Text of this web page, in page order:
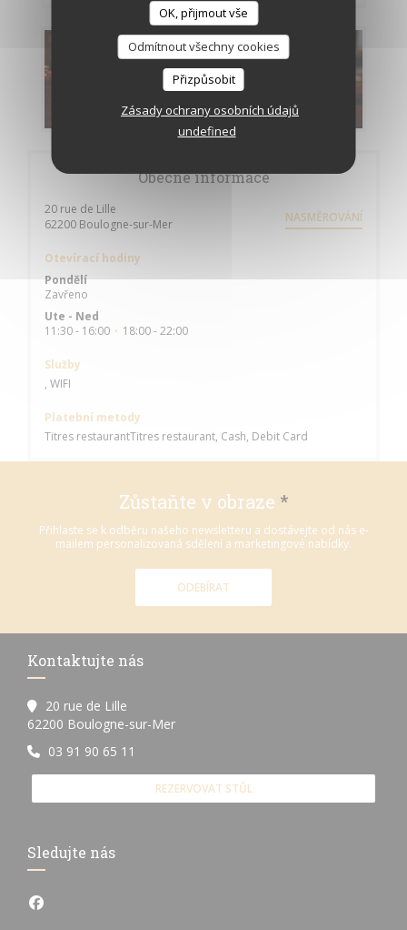
OK, přijmout vše
Odmítnout všechny cookies
Přizpůsobit
Zásady ochrany osobních údajů
undefined
Menu
OBJEVTE NAŠE MENU
Obecné informace
20 rue de Lille
62200 Boulogne-sur-Mer((otevře se v novém okně))NASMĚROVÁNÍ
Otevírací hodiny
Pondělí
Zavřeno
Ute - Ned
11:30 - 16:00 • 18:00 - 22:00
Služby
, WIFI
Platební metody
Titres restaurantTitres restaurant, Cash, Debit Card
Zůstaňte v obraze *
Přihlaste se k odběru našeho newsletteru a dostávejte od nás e-
mailem personalizovaná sdělení a marketingové nabídky.
ODEBÍRAT
Kontaktujte nás
20 rue de Lille
62200 Boulogne-sur-Mer((otevře se v novém okně))
03 91 90 65 11
REZERVOVAT STŮL
Sledujte nás
Facebook ((otevře se v novém okně))